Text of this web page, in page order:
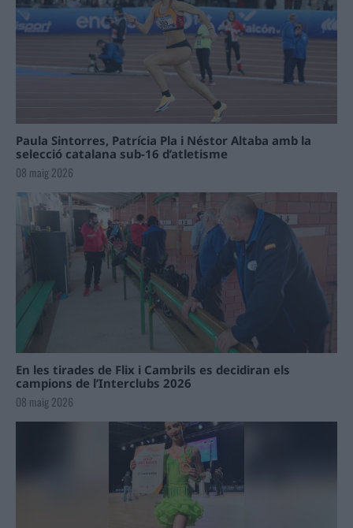
Paula Sintorres, Patrícia Pla i Néstor Altaba amb la
selecció catalana sub-16 d’atletisme
08 maig 2026
En les tirades de Flix i Cambrils es decidiran els
campions de l’Interclubs 2026
08 maig 2026